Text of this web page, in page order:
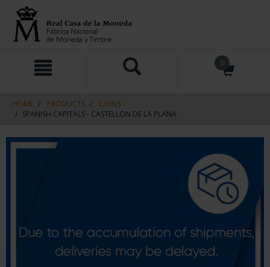
navigation
0
HOME PRODUCTS
COINS
SPANISH CAPITALS - CASTELLON DE LA PLANA